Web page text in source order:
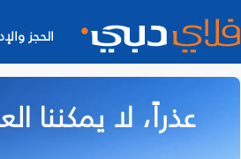
الحجز
عذراً، لا يمكننا